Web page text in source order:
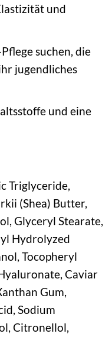
und
suchen, die
jugendliches
und eine
Triglyceride,
(Shea) Butter,
Glyceryl Stearate,
Hydrolyzed
Tocopheryl
Caviar
Gum,
Sodium
Citronellol,